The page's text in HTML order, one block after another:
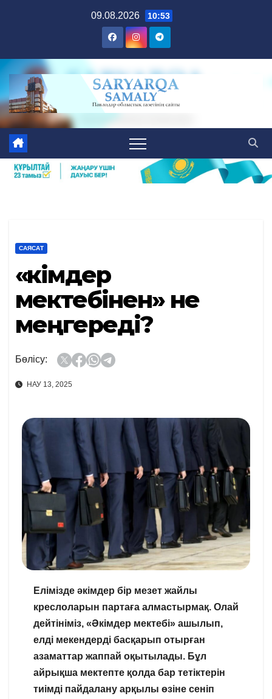
09.08.2026 10:53
САЯСАТ
«Әкімдер
мектебінен» не
меңгереді?
Бөлісу:
НАУ 13, 2025
Елімізде әкімдер бір мезет жайлы
креслоларын партаға алмастырмақ. Олай
дейтініміз, «Әкімдер мектебі» ашылып,
елді мекендерді басқарып отырған
азаматтар жаппай оқытылады. Бұл
айрықша мектепте қолда бар тетіктерін
тиімді пайдалану арқылы өзіне сеніп